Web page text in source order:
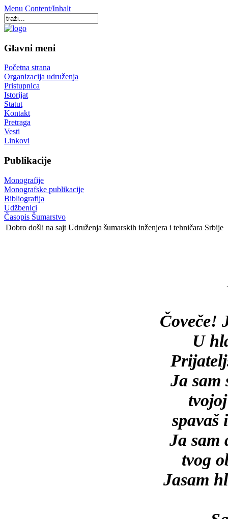
Menu Content/Inhalt
Glavni meni
Početna strana
Organizacija udruženja
Pristupnica
Istorijat
Statut
Kontakt
Pretraga
Vesti
Linkovi
Publikacije
Monografije
Monografske publikacije
Bibliografija
Udžbenici
Časopis Šumarstvo
Dobro došli na sajt Udruženja šumarskih inženjera i tehničara Srbije
Čoveče!
U
Ja sam
spavaš
Ja sam
tvog
Jasam